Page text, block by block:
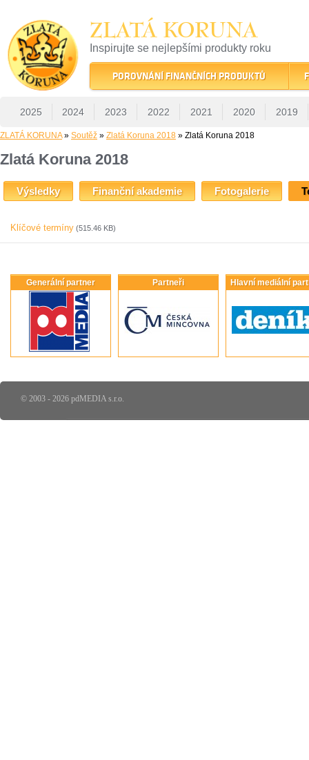
ZLATÁ KORUNA
Inspirujte se nejlepšími produkty roku
22 let tradice a kvality na finančním trhu
POROVNÁNÍ FINANČNÍCH PRODUKTŮ
2025 2024 2023 2022 2021 2020 2019
ZLATÁ KORUNA» Soutěž » Zlatá Koruna 2018 » Zlatá Koruna 2018
Zlatá Koruna 2018
Výsledky Finanční akademie Fotogalerie
Klíčové termíny (515.46 KB)
Generální partner Partneři Hlavní mediální
© 2003 - 2026 pdMEDIA s.r.o.